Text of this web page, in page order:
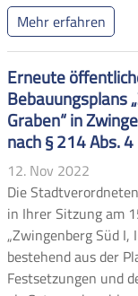
Mehr erfahren
Erneute
Bebauungsplans
Graben“ in
nach § 214 Abs.
12. Nov 2022
Die
in Ihrer Sitzung am
„Zwingenberg Süd
bestehend aus der
Festsetzungen und